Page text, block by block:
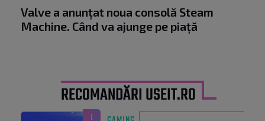
Valve a anunțat noua consolă Steam
Machine. Când va ajunge pe piață
RECOMANDĂRI USEIT.RO
1